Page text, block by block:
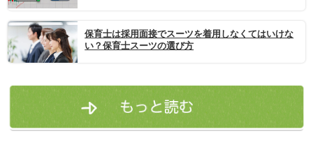
保育士は採用面接でスーツを着用しなくてはいけな
い？保育士スーツの選び方